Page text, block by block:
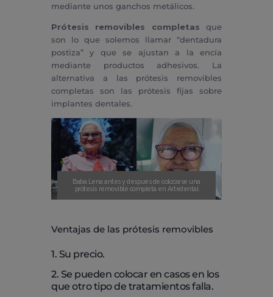
mediante unos ganchos metálicos.
Prótesis removibles completas que
son lo que solemos llamar “dentadura
postiza” y que se ajustan a la encía
mediante productos adhesivos. La
alternativa a las prótesis removibles
completas son las prótesis fijas sobre
implantes dentales.
Baba Lena antes y después de colocarse una
prótesis removible completa en Artedental
Ventajas de las prótesis removibles
1. Su precio.
2. Se pueden colocar en casos en los
que otro tipo de tratamientos falla.